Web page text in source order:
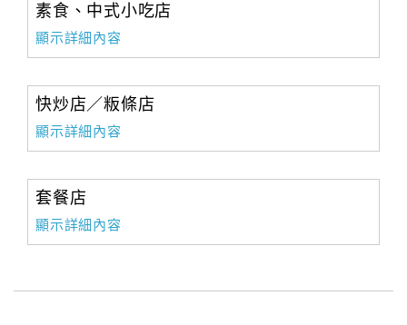
素食、中式小吃店
顯示詳細內容
快炒店／粄條店
顯示詳細內容
套餐店
顯示詳細內容